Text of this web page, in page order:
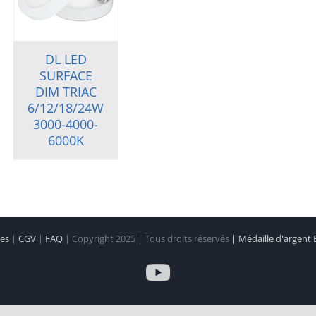
DL LED
SURFACE
DIM TRIAC
6/12/18/24W
3000-4000-
6000K
| CGV | FAQ | Copyright 2025 | Tous droits réservés | Médaille d'argent